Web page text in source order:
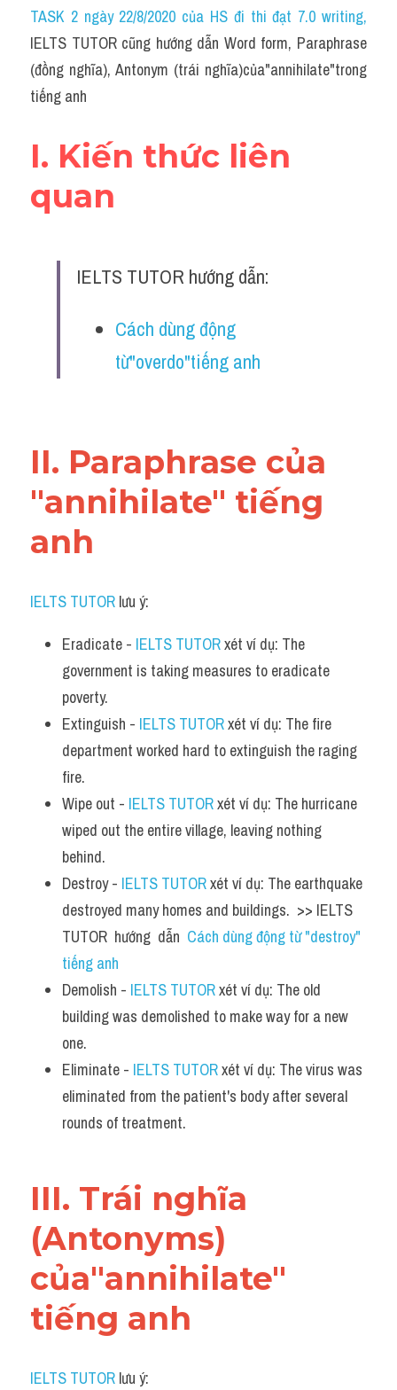
Idiom
Grammar
Collocation
Cách dùng từ
Phân biệt từ
Writing
TASK 2 ngày 22/8/2020 của HS đi thi đạt 7.0 writing,
IELTS TUTOR cũng hướng dẫn Word form, Paraphrase
(đồng nghĩa), Antonym (trái nghĩa)của"annihilate"trong
tiếng anh
I. Kiến thức liên
quan
IELTS TUTOR hướng dẫn:
Cách dùng động
từ"overdo"tiếng anh
II. Paraphrase của
"annihilate" tiếng
anh
IELTS TUTOR lưu ý:
Eradicate - IELTS TUTOR xét ví dụ: The
government is taking measures to eradicate
poverty.
Extinguish - IELTS TUTOR xét ví dụ: The fire
department worked hard to extinguish the raging
fire.
Wipe out - IELTS TUTOR xét ví dụ: The hurricane
wiped out the entire village, leaving nothing
behind.
Destroy - IELTS TUTOR xét ví dụ: The earthquake
destroyed many homes and buildings.  >> IELTS
TUTOR  hướng  dẫn Cách dùng động từ "destroy"
tiếng anh
Demolish - IELTS TUTOR xét ví dụ: The old
building was demolished to make way for a new
one.
Eliminate - IELTS TUTOR xét ví dụ: The virus was
eliminated from the patient's body after several
rounds of treatment.
III. Trái nghĩa
(Antonyms)
của"annihilate"
tiếng anh
IELTS TUTOR lưu ý: